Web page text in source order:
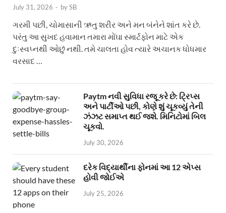
July 31, 2026 - bySB
ગરમી પછી, ચોમાસાની ઋતુ શરીર અને મન બંનેને શાંત કરે છે.
પરંતુ આ સુખદ હવામાન તમારા મોંઘા સ્માર્ટફોન માટે એક
દુઃસ્વપ્નથી ઓછું નથી. તમે ચાલતા હોવ ત્યારે અચાનક ધોધમાર
વરસાદ …
Paytm નવી સુવિધા રજૂ કરે છે: ટ્રિપ્સ
અને પાર્ટીઓ પછી, કોણે શું ચૂકવ્યું તેની
ઝંઝટ સમાપ્ત થઈ જશે. મિનિટોમાં બિલ
ચૂકવો.
July 30, 2026
દરેક વિદ્યાર્થીના ફોનમાં આ 12 એપ્સ
હોવી જોઈએ
July 25, 2026